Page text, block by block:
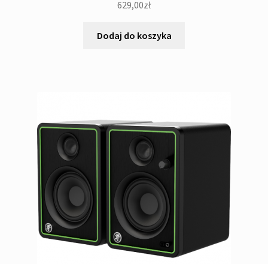
629,00zł
Dodaj do koszyka